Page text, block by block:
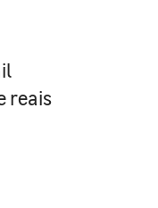
reais